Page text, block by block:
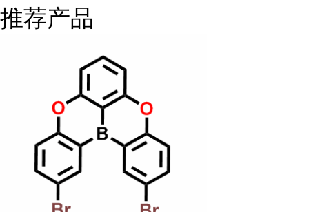
推荐产品